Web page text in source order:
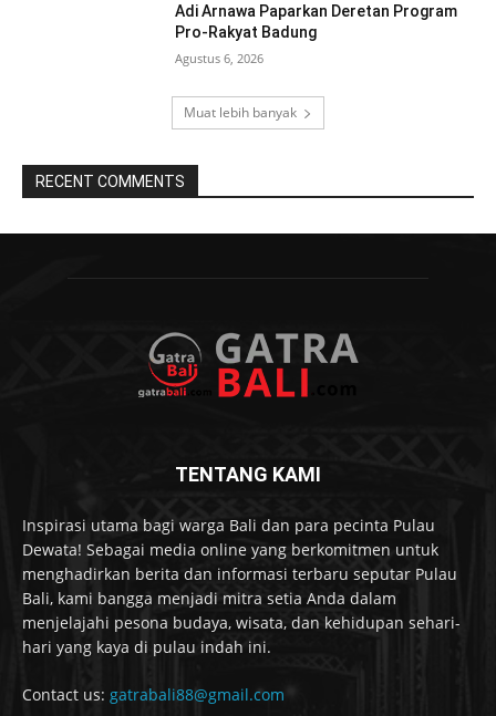
Adi Arnawa Paparkan Deretan Program
Pro-Rakyat Badung
Agustus 6, 2026
Muat lebih banyak
RECENT COMMENTS
TENTANG KAMI
Inspirasi utama bagi warga Bali dan para pecinta Pulau
Dewata! Sebagai media online yang berkomitmen untuk
menghadirkan berita dan informasi terbaru seputar Pulau
Bali, kami bangga menjadi mitra setia Anda dalam
menjelajahi pesona budaya, wisata, dan kehidupan sehari-
hari yang kaya di pulau indah ini.
Contact us: gatrabali88@gmail.com